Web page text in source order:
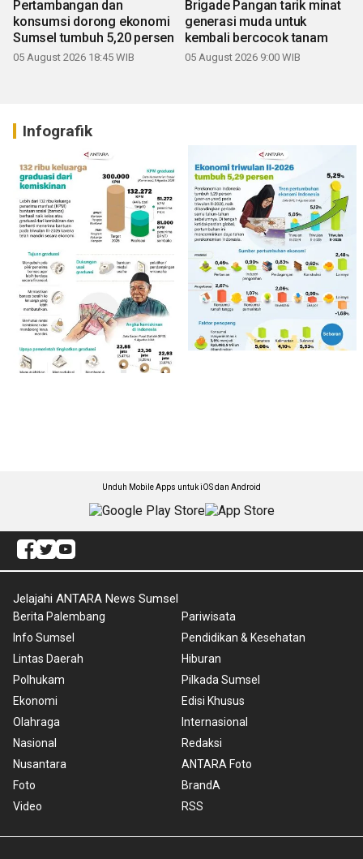
Pertambangan dan
konsumsi dorong ekonomi
Sumsel tumbuh 5,20 persen
05 August 2026 18:45 WIB
Brigade Pangan tarik minat
generasi muda untuk
kembali bercocok tanam
05 August 2026 9:00 WIB
Infografik
Unduh Mobile Apps untuk iOS dan Android
Jelajahi ANTARA News Sumsel
Berita Palembang
Info Sumsel
Lintas Daerah
Polhukam
Ekonomi
Olahraga
Nasional
Nusantara
Foto
Video
Pariwisata
Pendidikan & Kesehatan
Hiburan
Pilkada Sumsel
Edisi Khusus
Internasional
Redaksi
ANTARA Foto
BrandA
RSS